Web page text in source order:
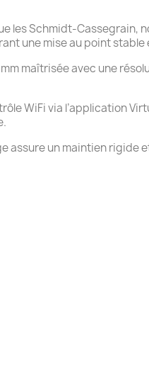
Schmidt-Cassegrain,
une mise au point stable
maîtrisée avec une
WiFi via l’application
un maintien rigide